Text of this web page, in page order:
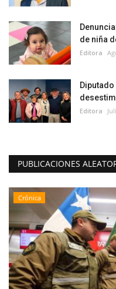
de niña
Editora
Editora
PUBLICACIONES
Crónica